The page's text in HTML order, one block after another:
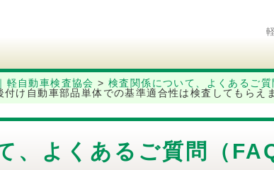
軽自動車検査協会 >検査関係について、よくあるご質
け自動車部品単体での基準適合性は検査してもらえま
、よくあるご質問（